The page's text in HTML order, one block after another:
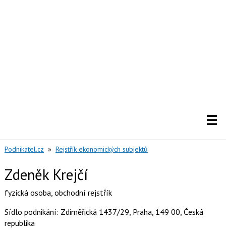
Podnikatel.cz » Rejstřík ekonomických subjektů
Zdeněk Krejčí
fyzická osoba, obchodní rejstřík
Sídlo podnikání: Zdiměřická 1437/29, Praha, 149 00, Česká
republika